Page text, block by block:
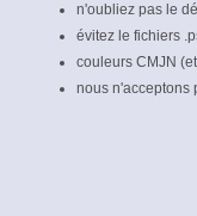
n'oubliez pas le
évitez le fichiers
couleurs CMJN
nous n'acceptons